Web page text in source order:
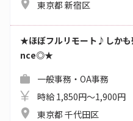
東京都 新宿区
★ほぼフルリモート♪しか
nce◎★
一般事務・OA事務
時給 1,850円～1,900円
東京都 千代田区